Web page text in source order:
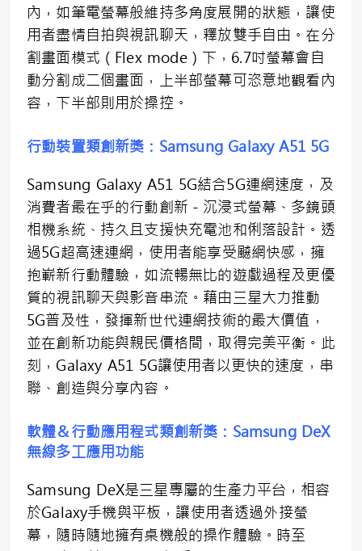
內，如筆電螢幕般維持多角度展開的狀態，讓使
用者盡情自拍與視訊聊天，釋放雙手自由。在分
割畫面模式（Flex mode）下，6.7吋螢幕會自
動分割成二個畫面，上半部螢幕可恣意地觀看內
容，下半部則用於操控。
行動裝置類創新獎： Samsung Galaxy A51 5G
Samsung Galaxy A51 5G結合5G連網速度，及
消費者最在乎的行動創新－沉浸式螢幕、多鏡頭
相機系統、持久且支援快充電池和俐落設計。透
過5G超高速連網，使用者能享受飇網快感，擁
抱嶄新行動體驗，如流暢無比的遊戲過程及更優
質的視訊聊天與影音串流。藉由三星大力推動
5G普及性，發揮新世代連網技術的最大價值，
並在創新功能與親民價格間，取得完美平衡。此
刻，Galaxy A51 5G讓使用者以更快的速度，串
聯、創造與分享內容。
軟體＆行動應用程式類創新獎： Samsung DeX
無線多工應用功能
Samsung DeX是三星專屬的生產力平台，相容
於Galaxy手機與平板，讓使用者透過外接螢
幕，隨時隨地擁有桌機般的操作體驗。時至